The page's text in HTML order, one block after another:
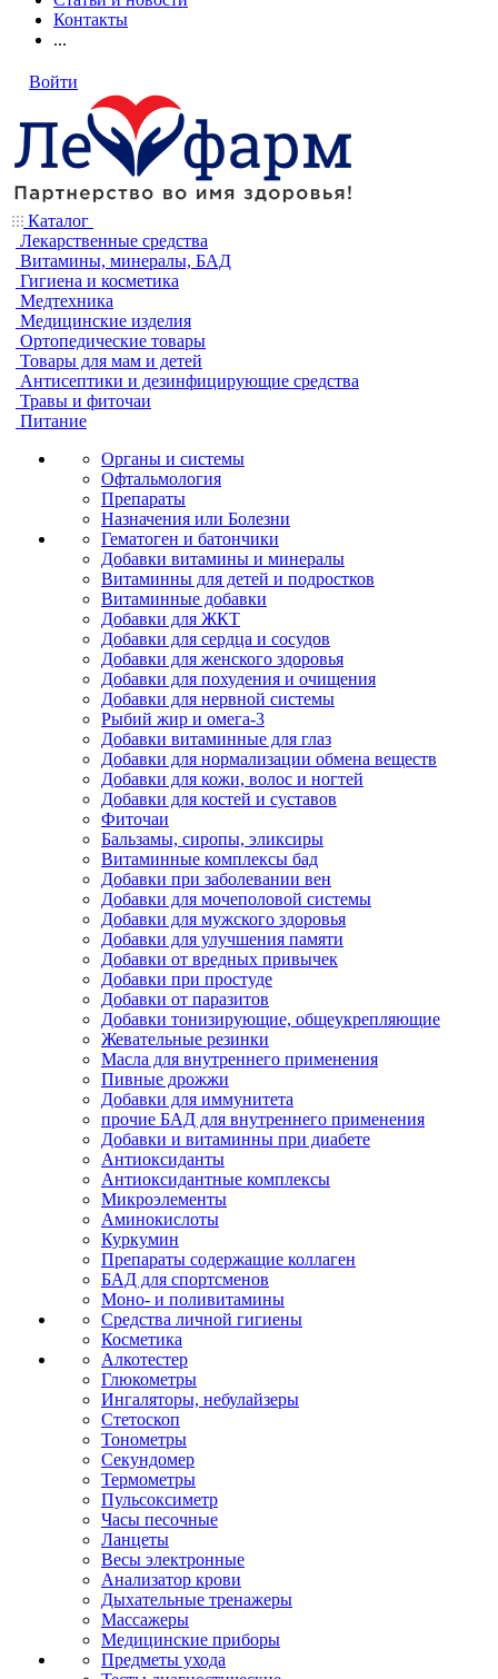
Контакты
...
Войти
Каталог
Лекарственные средства
Витамины, минералы, БАД
Гигиена и косметика
Медтехника
Медицинские изделия
Ортопедические товары
Товары для мам и детей
Антисептики и дезинфицирующие средства
Травы и фиточаи
Питание
Органы и системы
Офтальмология
Препараты
Назначения или Болезни
Гематоген и батончики
Добавки витамины и минералы
Витаминны для детей и подростков
Витаминные добавки
Добавки для ЖКТ
Добавки для сердца и сосудов
Добавки для женского здоровья
Добавки для похудения и очищения
Добавки для нервной системы
Рыбий жир и омега-3
Добавки витаминные для глаз
Добавки для нормализации обмена веществ
Добавки для кожи, волос и ногтей
Добавки для костей и суставов
Фиточаи
Бальзамы, сиропы, эликсиры
Витаминные комплексы бад
Добавки при заболевании вен
Добавки для мочеполовой системы
Добавки для мужского здоровья
Добавки для улучшения памяти
Добавки от вредных привычек
Добавки при простуде
Добавки от паразитов
Добавки тонизирующие, общеукрепляющие
Жевательные резинки
Масла для внутреннего применения
Пивные дрожжи
Добавки для иммунитета
прочие БАД для внутреннего применения
Добавки и витаминны при диабете
Антиоксиданты
Антиоксидантные комплексы
Микроэлементы
Аминокислоты
Куркумин
Препараты содержащие коллаген
БАД для спортсменов
Моно- и поливитамины
Средства личной гигиены
Косметика
Алкотестер
Глюкометры
Ингаляторы, небулайзеры
Стетоскоп
Тонометры
Секундомер
Термометры
Пульсоксиметр
Часы песочные
Ланцеты
Весы электронные
Анализатор крови
Дыхательные тренажеры
Массажеры
Медицинские приборы
Предметы ухода